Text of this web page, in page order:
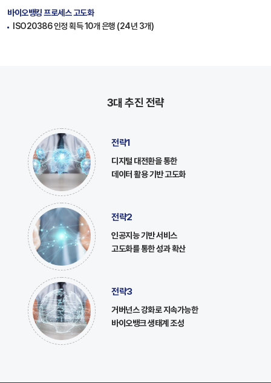
바이오뱅킹 프로세스 고도화
ISO20386 인정 획득 10개 은행 (24년 3개)
3대 추진 전략
전략1
디지털 대전환을 통한
데이터 활용 기반 고도화
전략2
인공지능 기반 서비스
고도화를 통한 성과 확산
전략3
거버넌스 강화로 지속가능한
바이오뱅크 생태계 조성